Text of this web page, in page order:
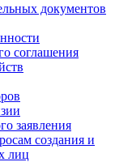
документов
соглашения
заявления
создания и
лиц